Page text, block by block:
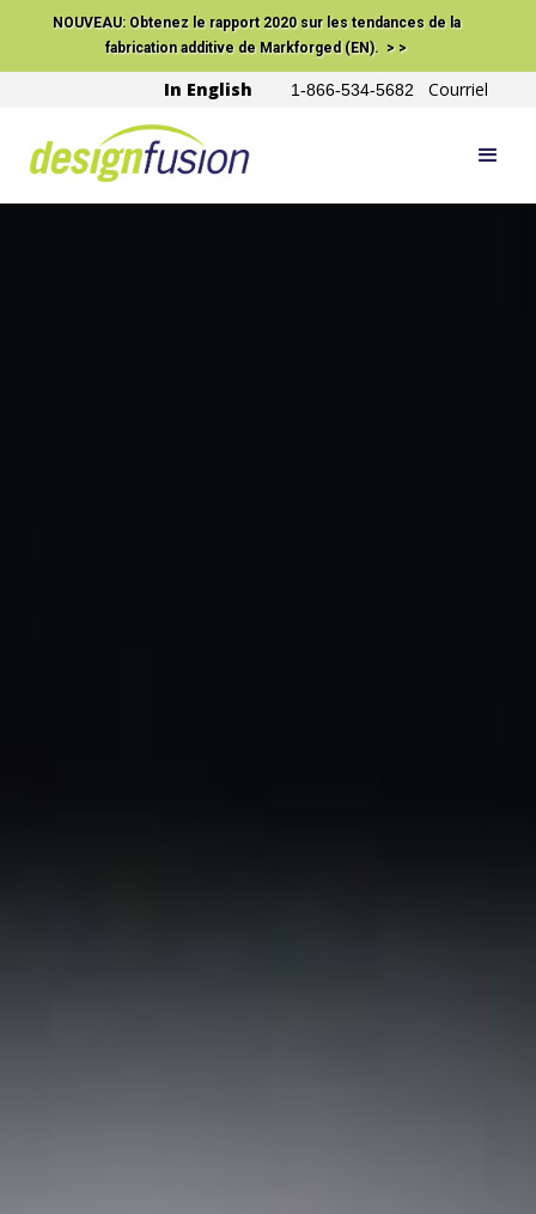
NOUVEAU: Obtenez le rapport 2020 sur les tendances de la
fabrication additive de Markforged (EN). > >
In English 1-866-534-5682 Courriel